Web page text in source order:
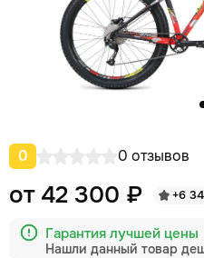
0 0 отзывов
от 42 300 ₽ +6
Гарантия лучшей цены
Нашли данный товар